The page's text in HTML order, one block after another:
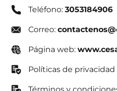
Teléfono:3053184906
Correo:
Página web:
Políticas de privacidad